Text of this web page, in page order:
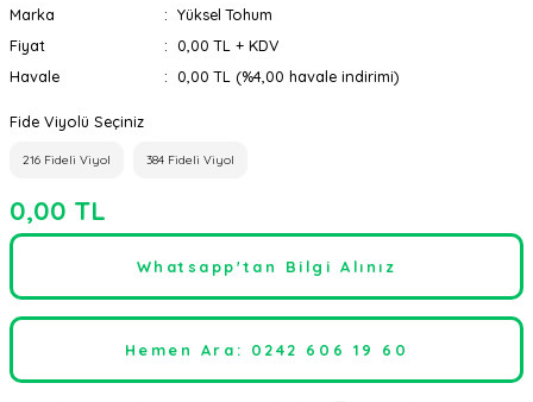
Marka
Yüksel Tohum
Fiyat
0,00 TL + KDV
Havale
0,00 TL (%4,00 havale indirimi)
Fide Viyolü Seçiniz
216 Fideli Viyol 384 Fideli Viyol
0,00 TL
Whatsapp'tan Bilgi Alınız
Hemen Ara: 0242 606 19 60